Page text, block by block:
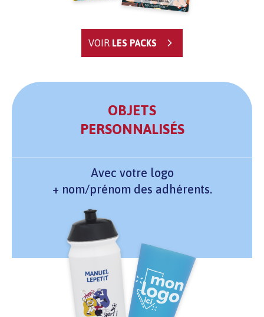
VOIR LES PACKS
OBJETS
PERSONNALISÉS
Avec votre logo
+ nom/prénom des adhérents.